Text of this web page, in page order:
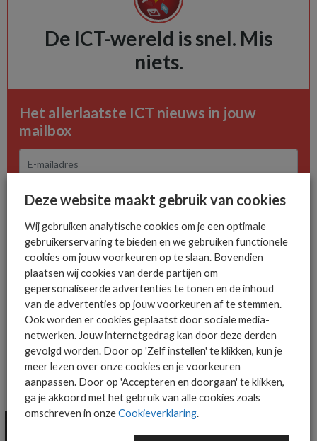
De ICT-wereld is snel. Mis
niets.
Het allerlaatste ICT nieuws in jouw
mailbox
AANMELDEN
MEER OVER FLORIAN GENDRAULT YOURCAMPUS.
MEER ALGEMEEN IT NIEUWS NIEUWS
Deze website maakt gebruik van cookies
Wij gebruiken analytische cookies om je een optimale
gebruikerservaring te bieden en we gebruiken functionele
cookies om jouw voorkeuren op te slaan. Bovendien
plaatsen wij cookies van derde partijen om
gepersonaliseerde advertenties te tonen en de inhoud
van de advertenties op jouw voorkeuren af te stemmen.
Ook worden er cookies geplaatst door sociale media-
netwerken. Jouw internetgedrag kan door deze derden
gevolgd worden. Door op 'Zelf instellen' te klikken, kun je
meer lezen over onze cookies en je voorkeuren
aanpassen. Door op 'Accepteren en doorgaan' te klikken,
ga je akkoord met het gebruik van alle cookies zoals
omschreven in onzeCookieverklaring.